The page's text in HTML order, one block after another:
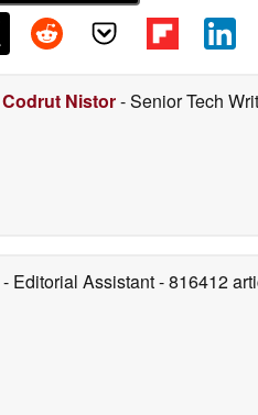
Codrut Nistor- Senior Tech
- Editorial Assistant- 816412